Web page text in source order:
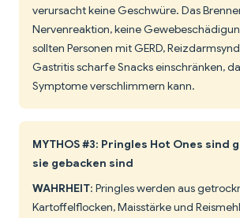
verursacht keine Geschwüre. Das
Nervenreaktion, keine
sollten Personen mit GERD,
Gastritis scharfe Snacks einschränken,
Symptome verschlimmern kann.
MYTHOS #3: Pringles Hot Ones sind
sie gebacken sind
WAHRHEIT: Pringles werden aus
Kartoffelflocken, Maisstärke und